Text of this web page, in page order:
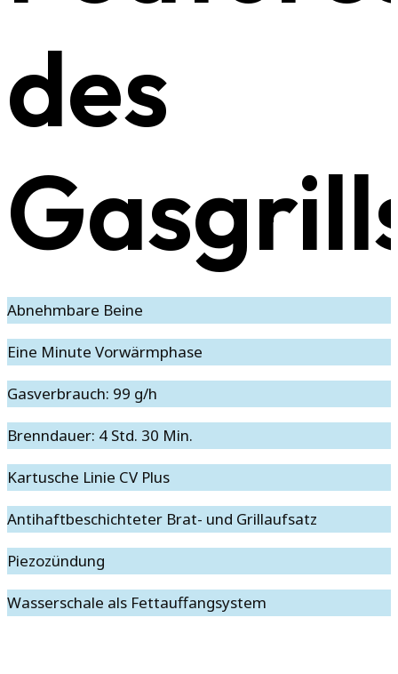
des
Abnehmbare Beine
Eine Minute Vorwärmphase
Gasverbrauch: 99 g/h
Brenndauer: 4 Std. 30 Min.
Kartusche Linie CV Plus
Antihaftbeschichteter Brat- und Grillaufsatz
Piezozündung
Wasserschale als Fettauffangsystem